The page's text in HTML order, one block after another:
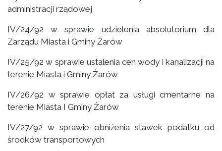
administracji rządowej
IV/24/92 w sprawie udzielenia absolutorium dla
Zarządu Miasta i Gminy Żarów
IV/25/92 w sprawie ustalenia cen wody i kanalizacji na
terenie Miasta i Gminy Żarów
IV/26/92 w sprawie opłat za usługi cmentarne na
terenie Miasta I Gminy Żarów
IV/27/92 w sprawie obniżenia stawek podatku od
środków transportowych